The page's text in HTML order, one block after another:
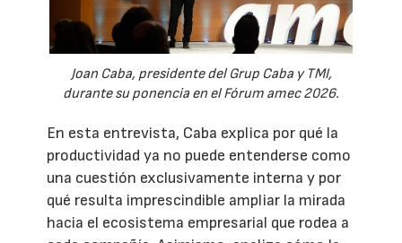
Joan Caba, presidente del Grup Caba y TMI,
durante su ponencia en el Fórum amec 2026.
En esta entrevista, Caba explica por qué la
productividad ya no puede entenderse como
una cuestión exclusivamente interna y por
qué resulta imprescindible ampliar la mirada
hacia el ecosistema empresarial que rodea a